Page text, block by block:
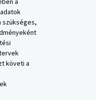
szükséges,
követi a